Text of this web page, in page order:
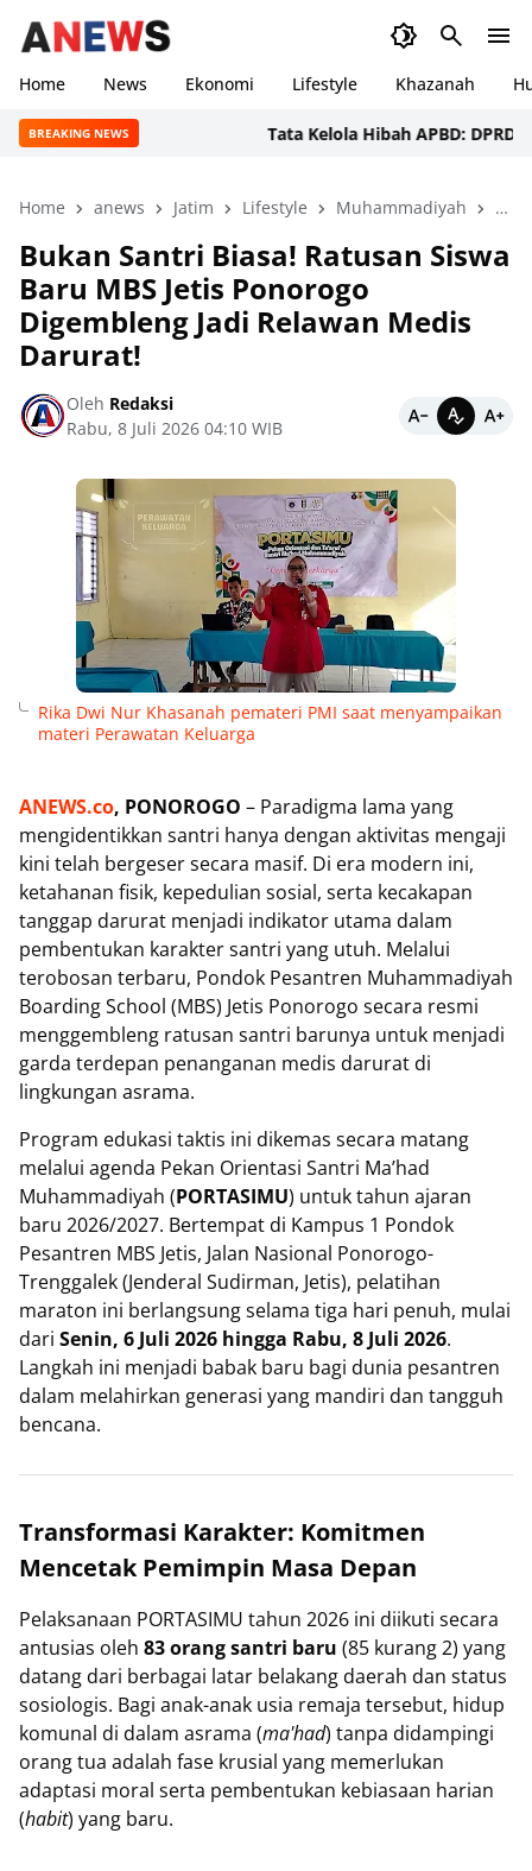
Home News Ekonomi Lifestyle Khazanah
BREAKING NEWS Tata Kelola Hibah APBD: DPRD Sumsel
Home anews Jatim Lifestyle Muhammadiyah
Bukan Santri Biasa! Ratusan Siswa
Baru MBS Jetis Ponorogo
Digembleng Jadi Relawan Medis
Darurat!
Oleh Redaksi
Rabu, 8 Juli 2026 04:10 WIB
Rika Dwi Nur Khasanah pemateri PMI saat menyampaikan
materi Perawatan Keluarga
ANEWS.co, PONOROGO – Paradigma lama yang
mengidentikkan santri hanya dengan aktivitas mengaji
kini telah bergeser secara masif. Di era modern ini,
ketahanan fisik, kepedulian sosial, serta kecakapan
tanggap darurat menjadi indikator utama dalam
pembentukan karakter santri yang utuh. Melalui
terobosan terbaru, Pondok Pesantren Muhammadiyah
Boarding School (MBS) Jetis Ponorogo secara resmi
menggembleng ratusan santri barunya untuk menjadi
garda terdepan penanganan medis darurat di
lingkungan asrama.
Program edukasi taktis ini dikemas secara matang
melalui agenda Pekan Orientasi Santri Ma’had
Muhammadiyah (PORTASIMU) untuk tahun ajaran
baru 2026/2027. Bertempat di Kampus 1 Pondok
Pesantren MBS Jetis, Jalan Nasional Ponorogo-
Trenggalek (Jenderal Sudirman, Jetis), pelatihan
maraton ini berlangsung selama tiga hari penuh, mulai
dari Senin, 6 Juli 2026 hingga Rabu, 8 Juli 2026.
Langkah ini menjadi babak baru bagi dunia pesantren
dalam melahirkan generasi yang mandiri dan tangguh
bencana.
Transformasi Karakter: Komitmen
Mencetak Pemimpin Masa Depan
Pelaksanaan PORTASIMU tahun 2026 ini diikuti secara
antusias oleh 83 orang santri baru (85 kurang 2) yang
datang dari berbagai latar belakang daerah dan status
sosiologis. Bagi anak-anak usia remaja tersebut, hidup
komunal di dalam asrama (ma'had) tanpa didampingi
orang tua adalah fase krusial yang memerlukan
adaptasi moral serta pembentukan kebiasaan harian
(habit) yang baru.